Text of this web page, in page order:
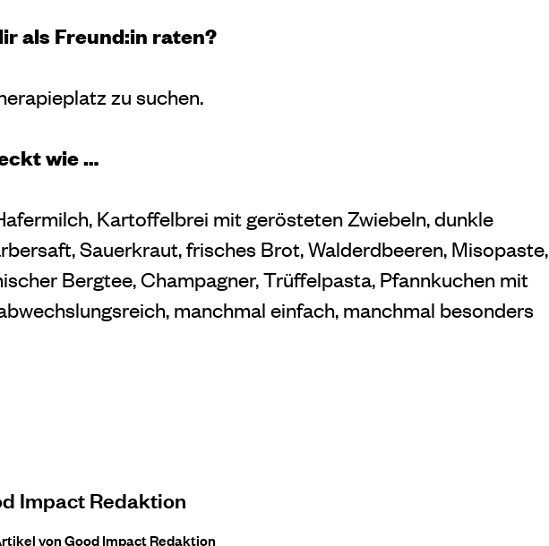
als Freund:in raten?
zu suchen.
wie …
Kartoffelbrei mit gerösteten Zwiebeln, dunkle
Sauerkraut, frisches Brot, Walderdbeeren, Misopaste,
Bergtee, Champagner, Trüffelpasta, Pfannkuchen mit
manchmal einfach, manchmal besonders
Impact Redaktion
von Good Impact Redaktion